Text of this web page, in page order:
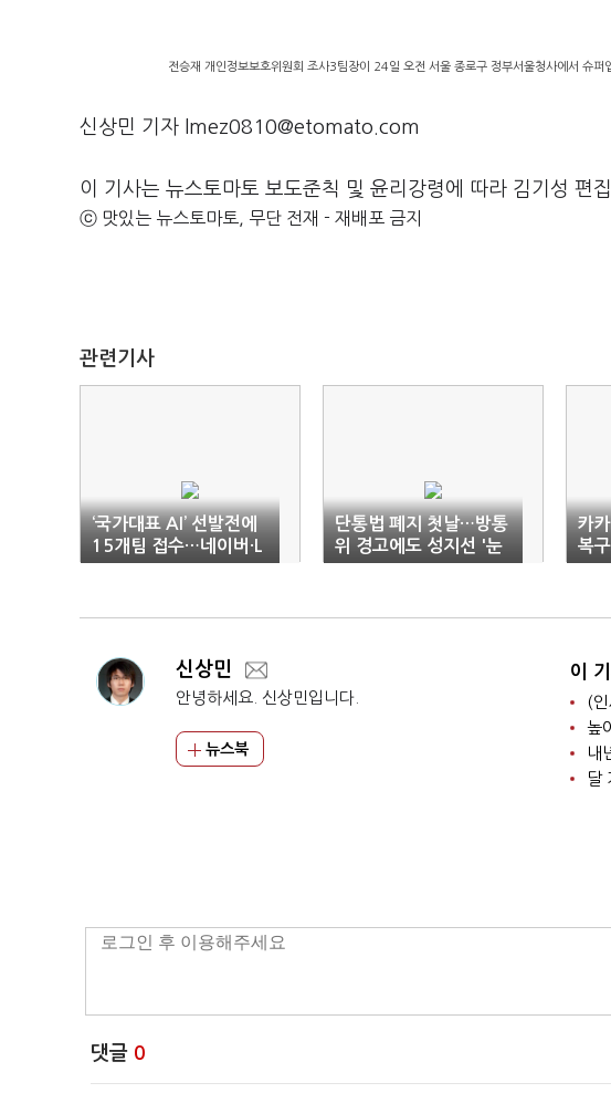
전승재 개인정보보호위원회 조사3팀장이 24일 오전 서울 종로구 정부서울청사에서 슈
신상민 기자 lmez0810@etomato.com
이 기사는 뉴스토마토 보도준칙 및 윤리강령에 따라 김기성 편
ⓒ 맛있는 뉴스토마토, 무단 전재 - 재배포 금지
관련기사
‘국가대표 AI’ 선발전에
15개팀 접수…네이버·L
G 등 도전장
단통법 폐지 첫날…방통
위 경고에도 성지선 '눈
치 거래'
카
복
신상민
안녕하세요. 신상민입니다.
뉴스북
이
(인
높
내
달
댓글 0